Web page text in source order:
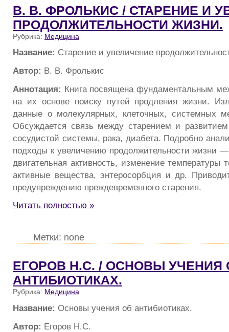
В. В. ФРОЛЬКИС / СТАРЕНИЕ И
ПРОДОЛЖИТЕЛЬНОСТИ ЖИЗНИ.
Рубрика: Медицина
Название: Старение и увеличение
Автор: В. В. Фролькис
Аннотация: Книга посвящена фундаментальным
на их основе поиску путей продления жизни.
данные о молекулярных, клеточных, системных
Обсуждается связь между старением и
сосудистой системы, рака, диабета. Подробно
подходы к увеличению продолжительности жизни —
двигательная активность, изменение температуры
активные вещества, энтеросорбция и др.
предупреждению преждевременного старения.
Читать полностью »
Метки: none
ЕГОРОВ Н.С. / ОСНОВЫ УЧЕНИЯ
АНТИБИОТИКАХ.
Рубрика: Медицина
Название: Основы учения об антибиотиках.
Автор: Егоров Н.С.